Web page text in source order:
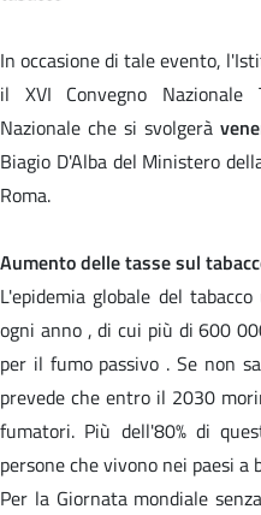
In occasione di tale evento,
il XVI Convegno Nazionale
Nazionale che si svolgerà
Biagio D'Alba del Ministero
Roma.
Aumento delle tasse sul
L'epidemia globale del
ogni anno , di cui più di 600
per il fumo passivo . Se non
prevede che entro il 2030
fumatori. Più dell'80% di
persone che vivono nei paesi a
Per la Giornata mondiale